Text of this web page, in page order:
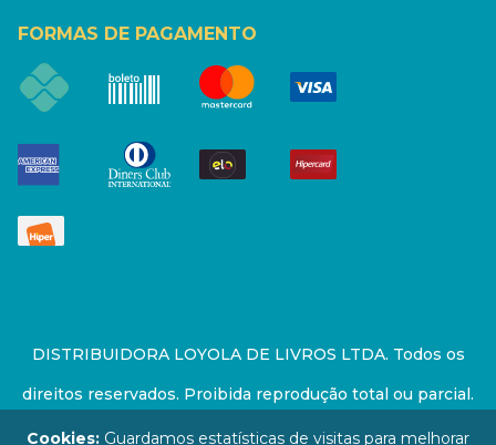
FORMAS DE PAGAMENTO
DISTRIBUIDORA LOYOLA DE LIVROS LTDA. Todos os
direitos reservados. Proibida reprodução total ou parcial.
Preços e estoque sujeito a alterações sem aviso prévio.
Cookies: Guardamos estatísticas de visitas para melhorar